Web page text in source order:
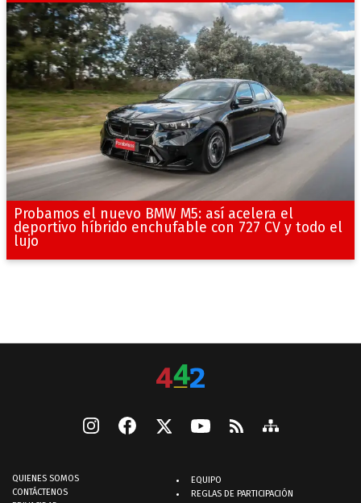
Probamos el nuevo BMW M5: así acelera el
deportivo híbrido enchufable con 727 CV y todo el
lujo
QUIENES SOMOS
CONTÁCTENOS
EQUIPO
REGLAS DE PARTICIPACIÓN